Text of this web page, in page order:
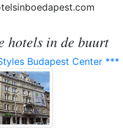
hotels in de buurt
Budapest Center ***